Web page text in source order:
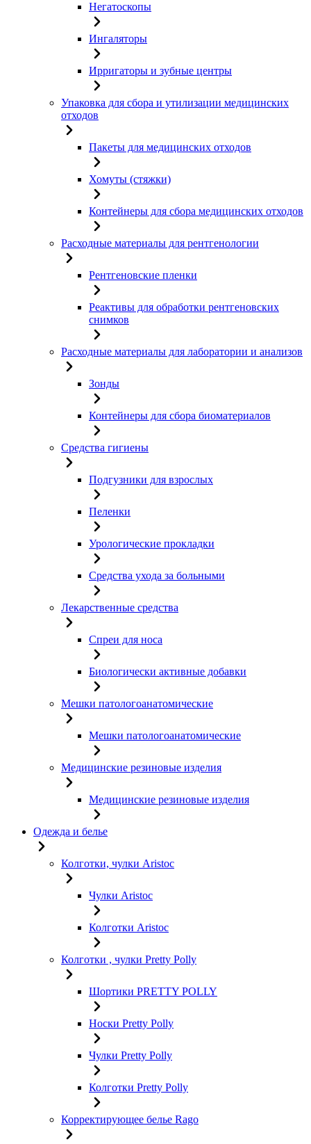
Негатоскопы
Ингаляторы
Ирригаторы и зубные центры
Упаковка для сбора и утилизации медицинских
отходов
Пакеты для медицинских отходов
Хомуты (стяжки)
Контейнеры для сбора медицинских отходов
Расходные материалы для рентгенологии
Рентгеновские пленки
Реактивы для обработки рентгеновских
снимков
Расходные материалы для лаборатории и анализов
Зонды
Контейнеры для сбора биоматериалов
Средства гигиены
Подгузники для взрослых
Пеленки
Урологические прокладки
Средства ухода за больными
Лекарственные средства
Спреи для носа
Биологически активные добавки
Мешки патологоанатомические
Мешки патологоанатомические
Медицинские резиновые изделия
Медицинские резиновые изделия
Одежда и белье
Колготки, чулки Aristoc
Чулки Aristoc
Колготки Aristoc
Колготки , чулки Pretty Polly
Шортики PRETTY POLLY
Носки Pretty Polly
Чулки Pretty Polly
Колготки Pretty Polly
Корректирующее белье Rago